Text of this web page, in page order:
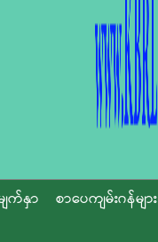
က်နှာ စာပေကျမ်းဂန်များ